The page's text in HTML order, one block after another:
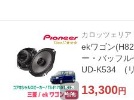
カロッツェリア
ekワゴン
ー・バッフ
UD-K534 (
13,300円